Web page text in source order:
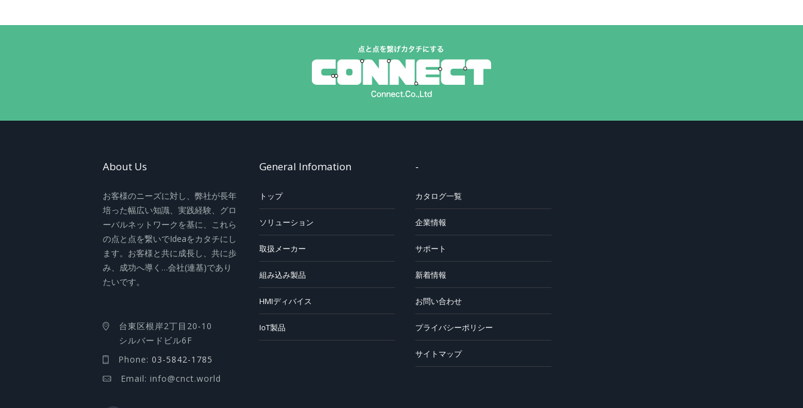
About Us
お客様のニーズに対し、弊社が長年
培った幅広い知識、実践経験、グロ
ーバルネットワークを基に、これら
の点と点を繋いでIdeaをカタチにし
ます。お客様と共に成長し、共に歩
み、成功へ導く…会社(連基)であり
たいです。
台東区根岸2丁目20-10
シルバードビル6F
Phone: 03-5842-1785
Email: info@cnct.world
General Infomation
トップ
ソリューション
取扱メーカー
組み込み製品
HMIディバイス
IoT製品
-
カタログ一覧
企業情報
サポート
新着情報
お問い合わせ
プライバシーポリシー
サイトマップ